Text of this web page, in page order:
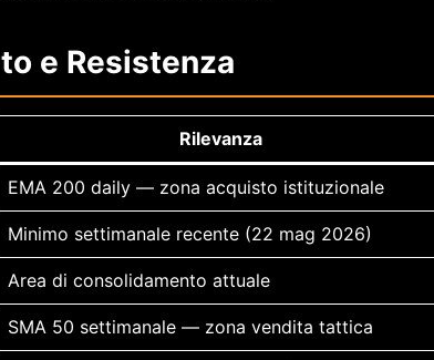
e Resistenza
Rilevanza
EMA 200 daily — zona acquisto istituzionale
Minimo settimanale recente (22 mag 2026)
Area di consolidamento attuale
SMA 50 settimanale — zona vendita tattica